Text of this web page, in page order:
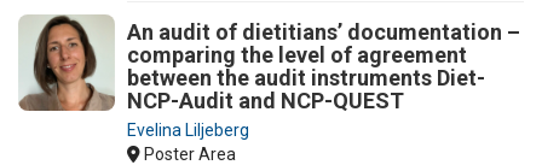
An audit of dietitians’ documentation –
comparing the level of agreement
between the audit instruments Diet-
NCP-Audit and NCP-QUEST
Evelina Liljeberg
Poster Area